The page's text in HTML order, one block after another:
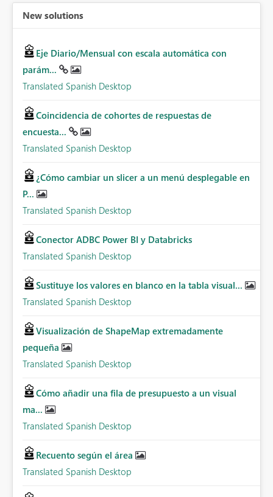
New solutions
Eje Diario/Mensual con escala automática con
parám...
Translated Spanish Desktop
Coincidencia de cohortes de respuestas de
encuesta...
Translated Spanish Desktop
¿Cómo cambiar un slicer a un menú desplegable en
P...
Translated Spanish Desktop
Conector ADBC Power BI y Databricks
Translated Spanish Desktop
Sustituye los valores en blanco en la tabla visual...
Translated Spanish Desktop
Visualización de ShapeMap extremadamente
pequeña
Translated Spanish Desktop
Cómo añadir una fila de presupuesto a un visual
ma...
Translated Spanish Desktop
Recuento según el área
Translated Spanish Desktop